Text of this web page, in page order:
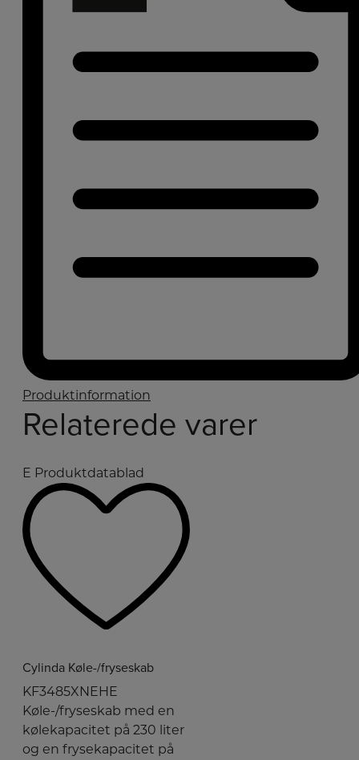
Produktinformation
Relaterede varer
E Produktdatablad
Cylinda Køle-/fryseskab
KF3485XNEHE
Køle-/fryseskab med en
kølekapacitet på 230 liter
og en frysekapacitet på